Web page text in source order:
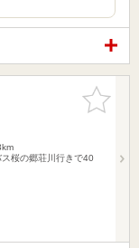
お気に入
りに追加
桜の郷荘川行きで40